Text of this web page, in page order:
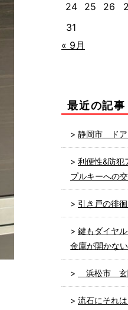
24
25 26
31
« 9月
最近の記事
静岡市 ドア
利便性&防犯
プルキーへの
引き戸の徘
鍵もダイヤ
金庫が開かな
浜松市 玄
流石にそれ